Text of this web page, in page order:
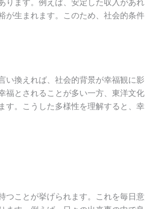
が生まれます。このため、社会的条件
い換えれば、社会的背景が幸福観に影
福とされることが多い一方、東洋文化
す。こうした多様性を理解すると、幸
つことが挙げられます。これを毎日意